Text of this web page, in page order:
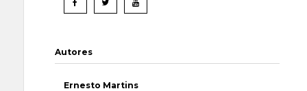
Autores
Ernesto Martins